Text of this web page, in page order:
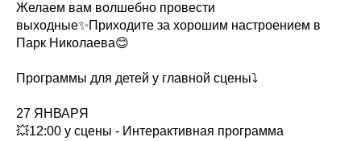
Желаем вам волшебно провести
выходные✨Приходите за хорошим настроением в
Парк Николаева😊
Программы для детей у главной сцены⤵️
27 ЯНВАРЯ
💥12:00 у сцены - Интерактивная программа